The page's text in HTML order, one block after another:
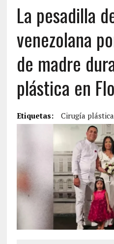
La pesadilla
venezolana
de madre
plástica en
Etiquetas: Cirugía plástica